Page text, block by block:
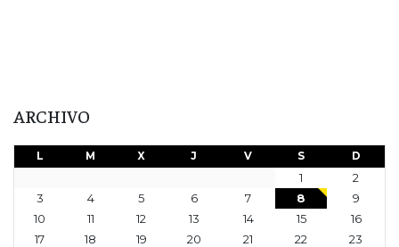
ARCHIVO
L M X J V S D
1
2
3
4 5 6 7 8
9
10
11 12 13 14 15
16
17
18 19 20 21 22
23